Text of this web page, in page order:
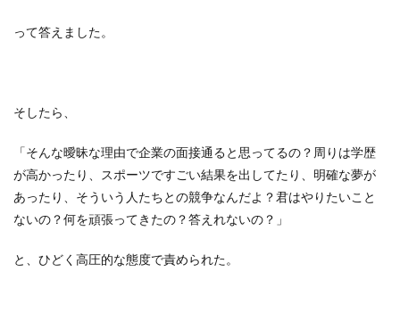
って答えました。
そしたら、
「そんな曖昧な理由で企業の面接通ると思ってるの？周りは学歴
が高かったり、スポーツですごい結果を出してたり、明確な夢が
あったり、そういう人たちとの競争なんだよ？君はやりたいこと
ないの？何を頑張ってきたの？答えれないの？」
と、ひどく高圧的な態度で責められた。